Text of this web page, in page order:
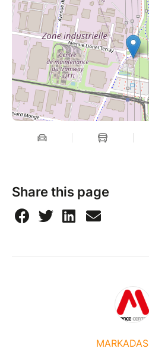
Share this page
MARKADAS